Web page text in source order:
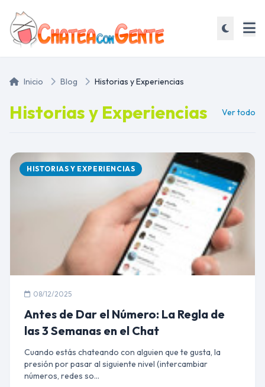
Inicio Blog Historias y Experiencias
Historias y Experiencias Ver todo
HISTORIAS Y EXPERIENCIAS
08/12/2025
Antes de Dar el Número: La Regla de
las 3 Semanas en el Chat
Cuando estás chateando con alguien que te gusta, la
presión por pasar al siguiente nivel (intercambiar
números, redes so...